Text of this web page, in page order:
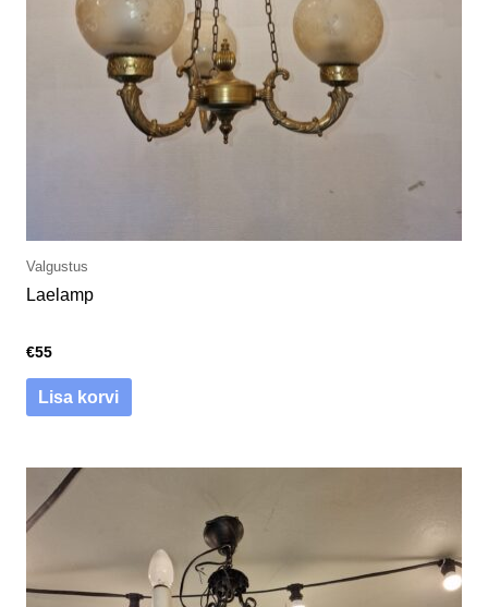
Valgustus
Laelamp
€55
Lisa korvi